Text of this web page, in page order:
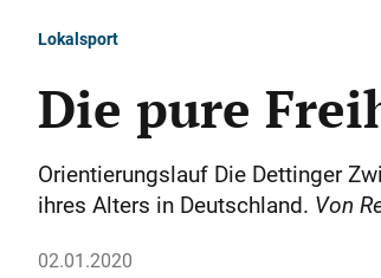
Lokalsport
Die pure
Orientierungslauf Die Dettinger
ihres Alters in Deutschland. Von
02.01.2020